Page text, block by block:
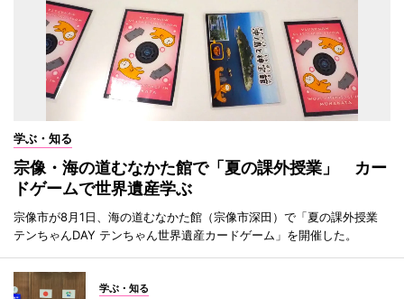
学ぶ・知る
宗像・海の道むなかた館で「夏の課外授業」 カー
ドゲームで世界遺産学ぶ
宗像市が8月1日、海の道むなかた館（宗像市深田）で「夏の課外授業
テンちゃんDAY テンちゃん世界遺産カードゲーム」を開催した。
学ぶ・知る